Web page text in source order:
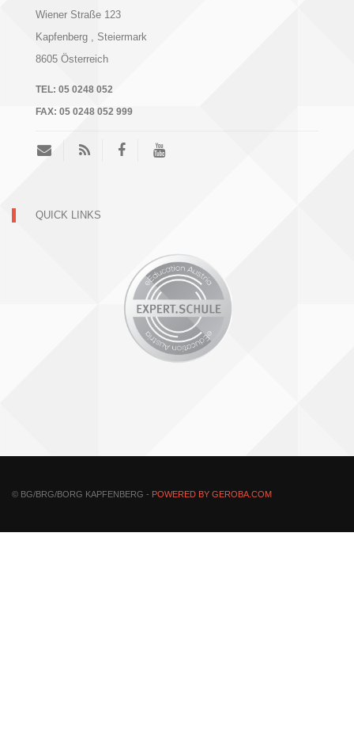
Wiener Straße 123
Kapfenberg , Steiermark
8605 Österreich
TEL: 05 0248 052
FAX: 05 0248 052 999
QUICK LINKS
© BG/BRG/BORG KAPFENBERG - POWERED BY GEROBA.COM